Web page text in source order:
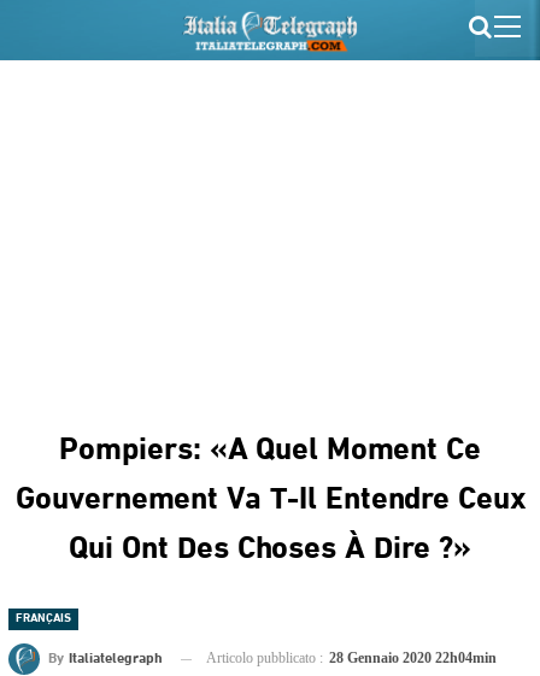
Pompiers: «A Quel Moment Ce
Gouvernement Va T-Il Entendre Ceux
Qui Ont Des Choses À Dire ?»
FRANÇAIS
By Italiatelegraph Articolo pubblicato : 28 Gennaio 2020 22h04min